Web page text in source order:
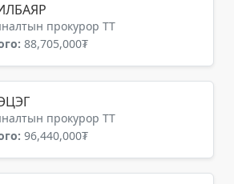
прокурор ТТ
88,705,000₮
прокурор ТТ
96,440,000₮